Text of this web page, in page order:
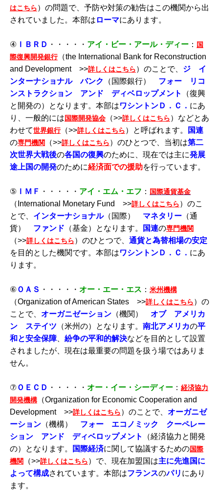
はこちら）の問題で、予防や対策の勧告はこの機関から出
されていました。本部は ローマにあります。
④ ＩＢＲＤ ・・・・・ アイ・ビー ・ アール・ディー ： 国
際復興開発銀行（the International Bank for Reconstruction
and Development >>詳しくはこちら）のことで、 ジ イ
ンターナショナル バンク
（国際銀行） フォー リコ
ンストラクション アンド ディベロップメント
（復興
と開発の）となります。本部はワシントンＤ．Ｃ． にあ
り、一般的には国際開発協会 （>>詳しくはこちら）などとあ
わせて世界銀行（>>詳しくはこちら）と呼ばれます。
国連
の専門機関 （>>詳しくはこちら）のひとつで、当初は第二
次世界大戦後の各国の復興のために、現在では主に発展
途上国の開発のために経済面での援助を行っています。
⑤ ＩＭＦ ・・・・・ アイ・エム・エフ ： 国際通貨基金
（International Monetary Fund >>詳しくはこちら）のこ
とで、 インターナショナル（国際） マネタリー （通
貨） ファンド （基金）となります。 国連の専門機関
（>>詳しくはこちら）のひとつで、 通貨と為替相場の安定
を目的とした機関です。本部はワシントンＤ．Ｃ． にあ
ります。
⑥ＯＡＳ ・・・・・ オー・エー・エス ： 米州機構
（Organization of American States >>詳しくはこちら）の
ことで、 オーガニゼーション （機関） オブ アメリカ
ン ステイツ （米州の）となります。 南北アメリカの平
和 と安全保障、 紛争の平和的解決などを目的として設置
されましたが、現在は最重要の問題を扱う場ではありま
せん。
⑦ＯＥＣＤ ・・・・・ オー・イー・シーディー ： 経済協力
開発機構（Organization for Economic Cooperation and
Development >>詳しくはこちら）のことで、 オーガニゼ
ーション （機構） フォー エコノミック クーペレー
ション アンド ディベロップメント
（経済協力と開発
の）となります。
国際経済に関して協議するための国際
機関 （>>詳しくはこちら）で、現在加盟国は主に先進国に
よって構成されています。本部はフランスのパリ にあり
ます。